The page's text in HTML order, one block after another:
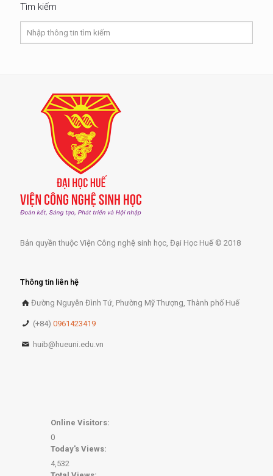
Tìm kiếm
Bản quyền thuộc Viện Công nghệ sinh học, Đại Học Huế © 2018
Thông tin liên hệ
Đường Nguyễn Đình Tứ, Phường Mỹ Thượng, Thành phố Huế
(+84)0961423419
huib@hueuni.edu.vn
Online Visitors:
0
Today's Views:
4,532